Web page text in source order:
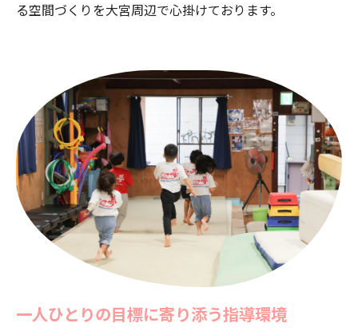
る空間づくりを大宮周辺で心掛けております。
一人ひとりの目標に寄り添う指導環境